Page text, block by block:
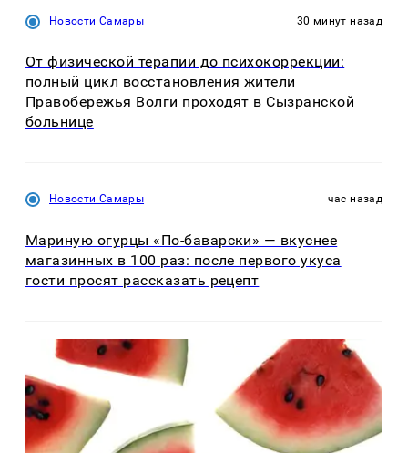
Новости Самары 30 минут назад
От физической терапии до психокоррекции:
полный цикл восстановления жители
Правобережья Волги проходят в Сызранской
больнице
Новости Самары час назад
Мариную огурцы «По-баварски» — вкуснее
магазинных в 100 раз: после первого укуса
гости просят рассказать рецепт